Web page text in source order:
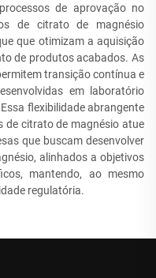
de aprovação no
de citrato de magnésio
que otimizam a aquisição
de produtos acabados. As
transição contínua e
em laboratório
flexibilidade abrangente
de citrato de magnésio atue
que buscam desenvolver
alinhados a objetivos
mantendo, ao mesmo
regulatória.